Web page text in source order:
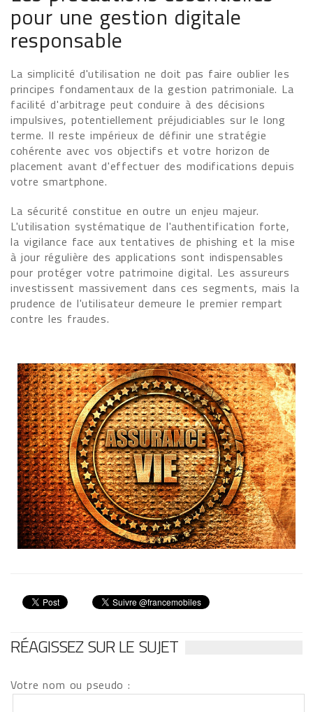
pour une gestion digitale
responsable
La simplicité d'utilisation ne doit pas faire oublier les
principes fondamentaux de la gestion patrimoniale. La
facilité d'arbitrage peut conduire à des décisions
impulsives, potentiellement préjudiciables sur le long
terme. Il reste impérieux de définir une stratégie
cohérente avec vos objectifs et votre horizon de
placement avant d'effectuer des modifications depuis
votre smartphone.
La sécurité constitue en outre un enjeu majeur.
L'utilisation systématique de l'authentification forte,
la vigilance face aux tentatives de phishing et la mise
à jour régulière des applications sont indispensables
pour protéger votre patrimoine digital. Les assureurs
investissent massivement dans ces segments, mais la
prudence de l'utilisateur demeure le premier rempart
contre les fraudes.
RÉAGISSEZ SUR LE SUJET
Votre nom ou pseudo :